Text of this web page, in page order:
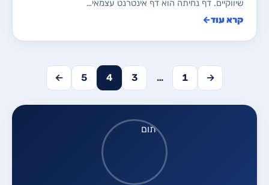
שיווקיים. דף נחיתה הוא דף אינטרנט עצמאי…
קרא עוד←
→
1
…
3
4
5
←